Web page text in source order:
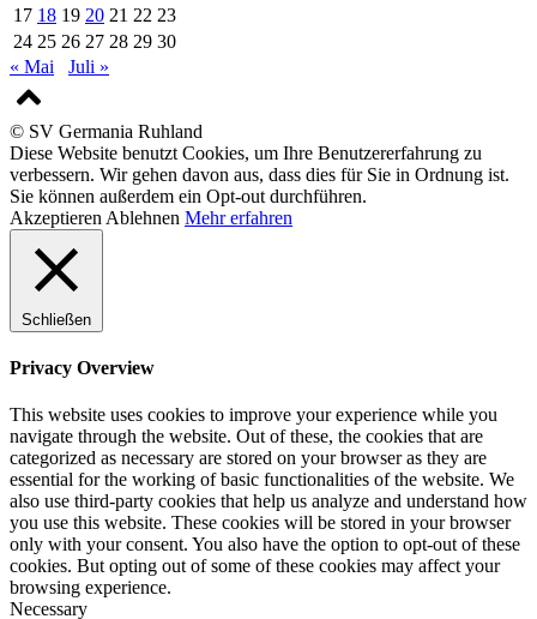
17 18 19 20 21 22 23
24 25 26 27 28 29 30
« Mai
Juli »
© SV Germania Ruhland
Diese Website benutzt Cookies, um Ihre Benutzererfahrung zu
verbessern. Wir gehen davon aus, dass dies für Sie in Ordnung ist.
Sie können außerdem ein Opt-out durchführen.
Akzeptieren Ablehnen Mehr erfahren
Schließen
Privacy Overview
This website uses cookies to improve your experience while you
navigate through the website. Out of these, the cookies that are
categorized as necessary are stored on your browser as they are
essential for the working of basic functionalities of the website. We
also use third-party cookies that help us analyze and understand how
you use this website. These cookies will be stored in your browser
only with your consent. You also have the option to opt-out of these
cookies. But opting out of some of these cookies may affect your
browsing experience.
Necessary